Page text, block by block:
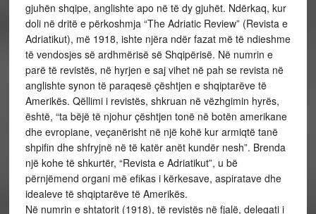
gjuhën shqipe, anglishte apo në të dy gjuhët. Ndërkaq, kur
doli në dritë e përkoshmja “The Adriatic Review” (Revista e
Adriatikut), më 1918, ishte njëra ndër fazat më të ndieshme
të vendosjes së ardhmërisë së Shqipërisë. Në numrin e
parë të revistës, në hyrjen e saj vihet në pah se revista në
anglishte synon të paraqesë çështjen e shqiptarëve të
Amerikës. Qëllimi i revistës, shkruan në vëzhgimin hyrës,
është, “ta bëjë të njohur çështjen tonë në botën amerikane
dhe evropiane, veçanërisht në një kohë kur armiqtë tanë
shpifin dhe shfryjnë në të katër anët kundër nesh”. Brenda
një kohe të shkurtër, “Revista e Adriatikut”, u bë
përnjëmend organi më efikas i kërkesave, aspiratave dhe
idealeve të shqiptarëve të Amerikës.
Në numrin e shtatorit (1918), të revistës në fjalë, delegati i